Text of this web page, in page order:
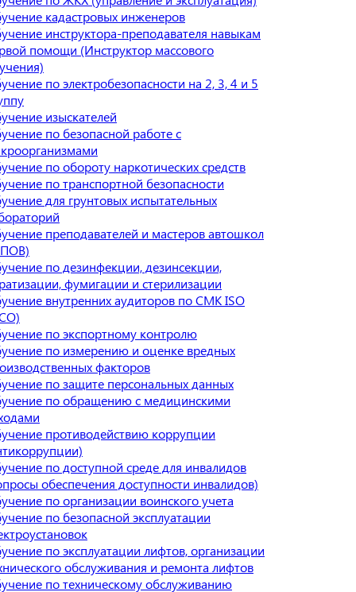
кадастровых инженеров
инструктора-преподавателя навыкам
помощи (Инструктор массового
по электробезопасности на 2, 3, 4 и 5
изыскателей
по безопасной работе с
по обороту наркотических средств
по транспортной безопасности
для грунтовых испытательных
преподавателей и мастеров автошкол
по дезинфекции, дезинсекции,
фумигации и стерилизации
внутренних аудиторов по СМК ISO
по экспортному контролю
по измерению и оценке вредных
факторов
по защите персональных данных
по обращению с медицинскими
противодействию коррупции
по доступной среде для инвалидов
обеспечения доступности инвалидов)
по организации воинского учета
по безопасной эксплуатации
по эксплуатации лифтов, организации
обслуживания и ремонта лифтов
по техническому обслуживанию